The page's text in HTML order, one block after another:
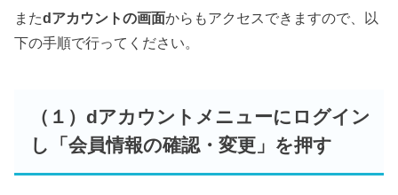
またdアカウントの画面からもアクセスできますので、以
下の手順で行ってください。
（１）dアカウントメニューにログイン
し「会員情報の確認・変更」を押す